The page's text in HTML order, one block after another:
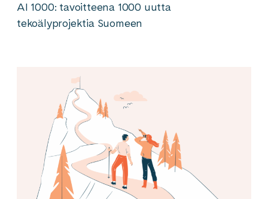
AI 1000: tavoitteena 1000 uutta
tekoälyprojektia Suomeen